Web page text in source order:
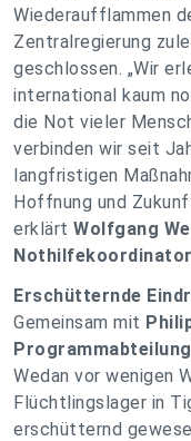
Wiederaufflammen
Zentralregierung
geschlossen. „Wir
international kaum
die Not vieler
verbinden wir seit
langfristigen
Hoffnung und
erklärt Wolfgang
Nothilfekoordinator
Erschütternde
Gemeinsam mit
Wedan vor wenigen
Flüchtlingslager in
erschütternd